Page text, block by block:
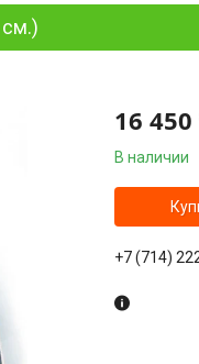
16 450
В наличии
+7 (714)